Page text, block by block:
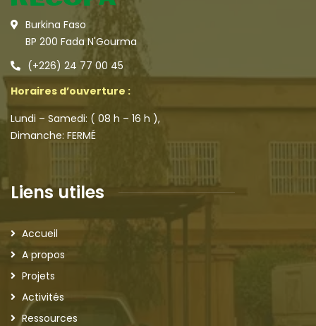
Burkina Faso
BP 200 Fada N'Gourma
(+226) 24 77 00 45
Horaires d’ouverture :
Lundi – Samedi: ( 08 h – 16 h ),
Dimanche: FERMÉ
Liens utiles
Accueil
A propos
Projets
Activités
Ressources